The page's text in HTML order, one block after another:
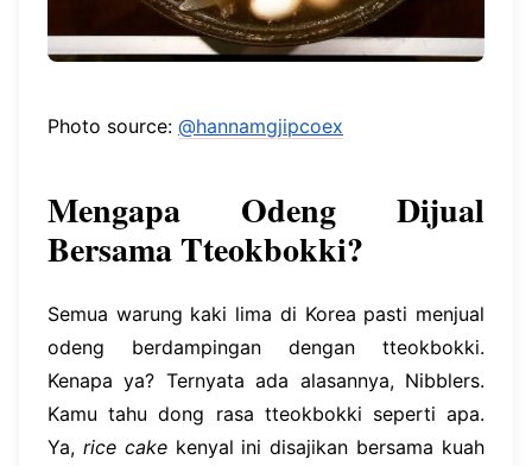
Photo source: @hannamgjipcoex
Mengapa Odeng Dijual
Bersama Tteokbokki?
Semua warung kaki lima di Korea pasti menjual
odeng berdampingan dengan tteokbokki.
Kenapa ya? Ternyata ada alasannya, Nibblers.
Kamu tahu dong rasa tteokbokki seperti apa.
Ya, rice cake kenyal ini disajikan bersama kuah